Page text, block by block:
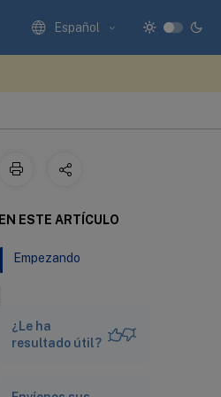
Español
EN ESTE ARTÍCULO
Empezando
¿Le ha
resultado útil?